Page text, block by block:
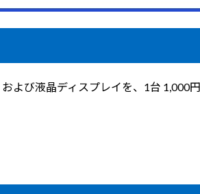
よび液晶ディスプレイを、1台